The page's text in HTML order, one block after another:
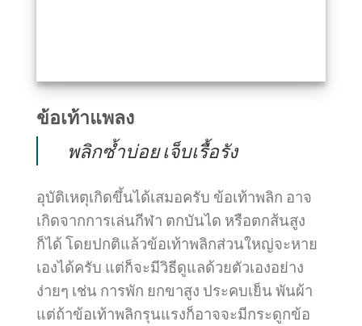
ข้อเท้าแพลง
พลิกซ้ำบ่อย เจ็บเรื้อรัง
อุบัติเหตุเกิดขึ้นได้เสมอครับ ข้อเท้าพลิก อาจ
เกิดจากการเล่นกีฬา ตกบันได หรือตกส้นสูง
ก็ได้ โดยปกติแล้วข้อเท้าพลิกส่วนใหญ่จะหาย
เองได้ครับ แต่ก็จะมีวิธีดูแลด้วยตัวเองอย่าง
ง่ายๆ เช่น การพัก ยกขาสูง ประคบเย็น พันผ้า
แต่ถ้าข้อเท้าพลิกรุนแรงก็อาจจะมีกระดูกข้อ